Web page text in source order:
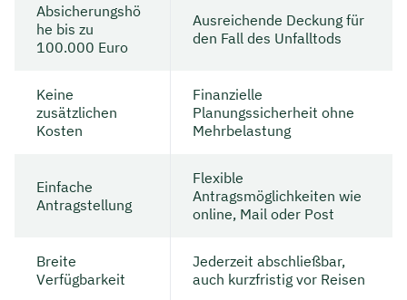
Absicherungshö
he bis zu
100.000 Euro
Ausreichende Deckung für
den Fall des Unfalltods
Keine
zusätzlichen
Kosten
Finanzielle
Planungssicherheit ohne
Mehrbelastung
Einfache
Antragstellung
Flexible
Antragsmöglichkeiten wie
online, Mail oder Post
Breite
Verfügbarkeit
Jederzeit abschließbar,
auch kurzfristig vor Reisen